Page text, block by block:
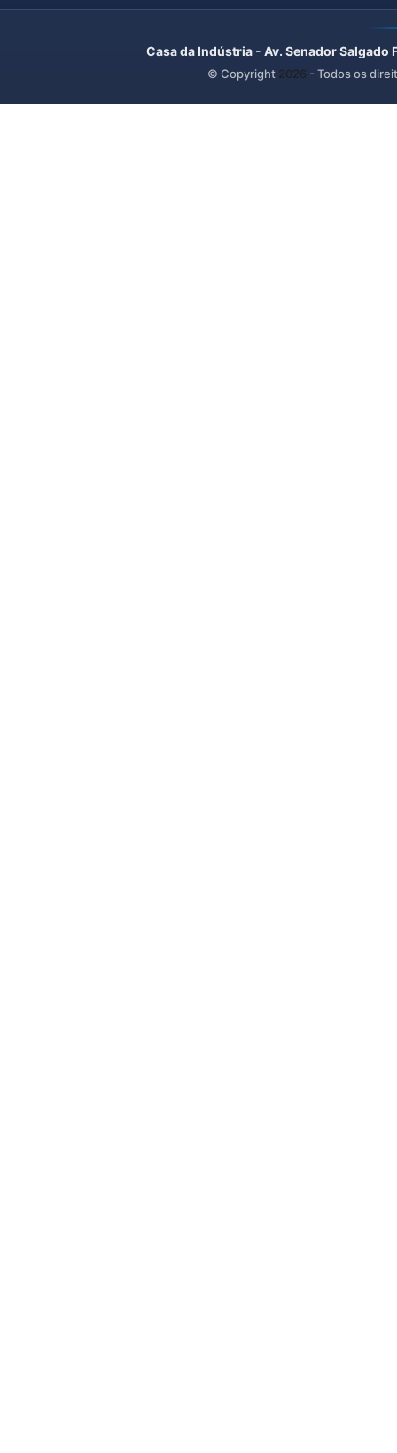
Casa da Indústria - Av. Senador
© Copyright 2026 - Todos os